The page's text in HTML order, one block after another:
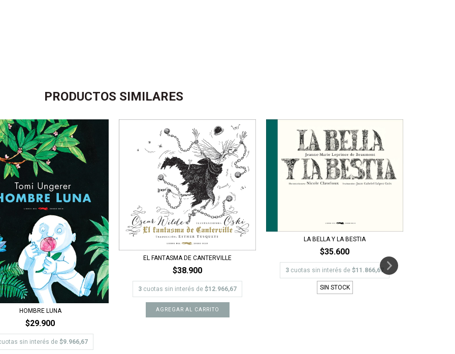
PRODUCTOS SIMILARES
HOMBRE LUNA
$29.900
sin interés de $9.966,67
EL FANTASMA DE CANTERVILLE
$38.900
3 cuotas sin interés de $12.966,67
LA BELLA Y LA BESTIA
$35.600
3 cuotas sin interés de $11.866,67
SIN STOCK